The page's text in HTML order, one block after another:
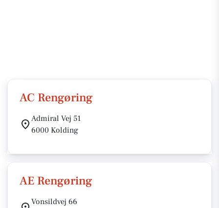
AC Rengøring
Admiral Vej 51
6000 Kolding
AE Rengøring
Vonsildvej 66